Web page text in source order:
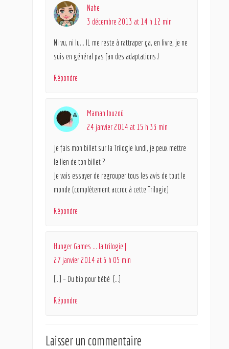
Nahe
3 décembre 2013 at 14 h 12 min
Ni vu, ni lu… IL me reste à rattraper ça, en livre, je ne
suis en général pas fan des adaptations !
Répondre
Maman louzoù
24 janvier 2014 at 15 h 33 min
Je fais mon billet sur la Trilogie lundi, je peux mettre
le lien de ton billet ?
Je vais essayer de regrouper tous les avis de tout le
monde (complètement accroc à cette Trilogie)
Répondre
Hunger Games … la trilogie |
27 janvier 2014 at 6 h 05 min
[…] – Du bio pour bébé […]
Répondre
Laisser un commentaire